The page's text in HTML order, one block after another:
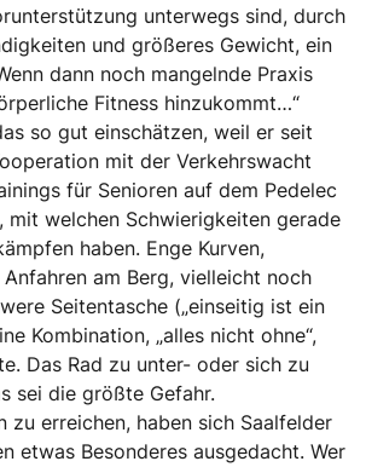
unterwegs sind, durch
und größeres Gewicht, ein
dann noch mangelnde Praxis
Fitness hinzukommt…“
so gut einschätzen, weil er seit
mit der Verkehrswacht
für Senioren auf dem Pedelec
mit welchen Schwierigkeiten gerade
haben. Enge Kurven,
am Berg, vielleicht noch
Seitentasche („einseitig ist ein
Kombination, „alles nicht ohne“,
Das Rad zu unter- oder sich zu
sei die größte Gefahr.
zu erreichen, haben sich Saalfelder
etwas Besonderes ausgedacht. Wer